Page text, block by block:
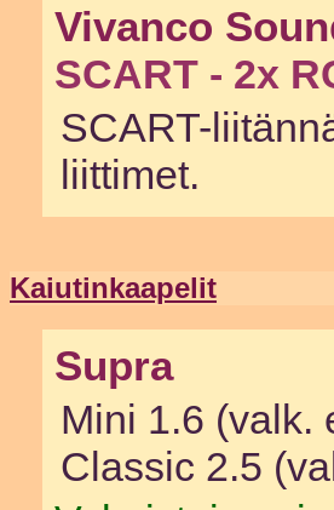
Vivanco
SCART - 2x
SCART-
liittimet.
Kaiutinkaapelit
Supra
Mini 1.6 (valk.
Classic 2.5